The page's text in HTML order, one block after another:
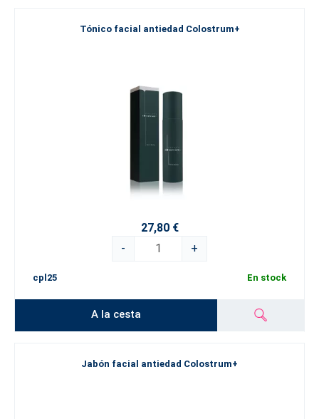
Tónico facial antiedad Colostrum+
27,80 €
-
+
cpl25 En stock
A la cesta
Jabón facial antiedad Colostrum+